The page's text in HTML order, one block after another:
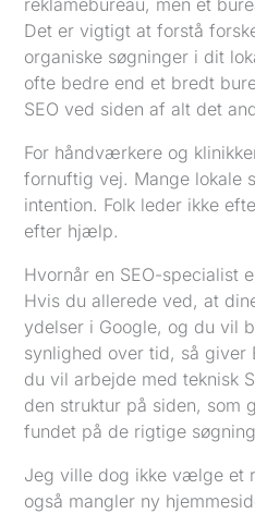
reklamebureau, men et
Det er vigtigt at forstå
organiske søgninger i dit
ofte bedre end et bredt
SEO ved siden af alt det
For håndværkere og
fornuftig vej. Mange lokale
intention. Folk leder ikke
efter hjælp.
Hvornår en SEO-specialist
Hvis du allerede ved, at
ydelser i Google, og du vil
synlighed over tid, så
du vil arbejde med teknisk
den struktur på siden, som
fundet på de rigtige
Jeg ville dog ikke vælge et
også mangler ny